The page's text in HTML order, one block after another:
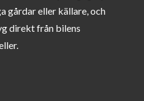
gårdar eller källare, och
direkt från bilens